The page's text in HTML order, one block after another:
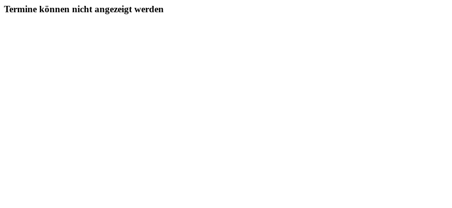
Termine können nicht angezeigt werden